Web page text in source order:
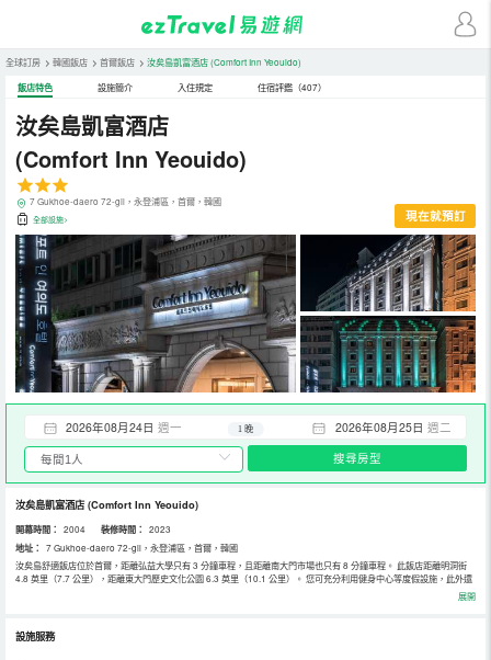
全球訂房 > 韓國飯店 > 首爾飯店 > 汝矣島凱富酒店(Comfort Inn Yeouido)
飯店特色 設施簡介 入住規定 住宿評鑑（407）
汝矣島凱富酒店
(Comfort Inn Yeouido)
7 Gukhoe-daero 72-gil，永登浦區，首爾，韓國
全部設施> 現在就預訂
2026年08月24日 週一 2026年08月25日 週二
1 晚
搜尋房型
汝矣島凱富酒店(Comfort Inn Yeouido)
開幕時間： 2004 裝修時間： 2023
地址：
7 Gukhoe-daero 72-gil，永登浦區，首爾，韓國
汝矣島舒適飯店位於首爾，距離弘益大學只有 3 分鐘車程，且距離南大門市場也只有 8 分鐘車程。 此飯店距離明洞街
4.8 英里（7.7 公里），距離東大門歷史文化公園 6.3 英里（10.1 公里）。 您可充分利用健身中心等度假設施，此外還
有免費 WiFi和宴會廳等。 您可享受飯店的客房送餐服務。每天 07:30 至 09:00 提供收費早餐。 特色服務/設施包括商
務中心、乾洗/洗衣服務和24 小時前台服務。飯店提供免費代客停車。 有 71 間空調客房提供冰箱；您定能在旅途中找
機。便利設施包括茶具/咖啡用具和免費瓶裝水；而且每天提供客房服務。
展開
設施服務